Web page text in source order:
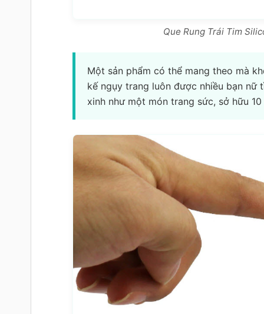
Que Rung Trái Tim
Một sản phẩm có thể mang theo mà
kế ngụy trang luôn được nhiều bạn nữ
xinh như một món trang sức, sở hữu